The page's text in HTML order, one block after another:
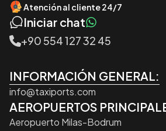
Atención al cliente 24/7
Iniciar chat
+90 554 127 32 45
INFORMACIÓN GENERAL:
info@taxiports.com
AEROPUERTOS
Aeropuerto Milas-Bodrum